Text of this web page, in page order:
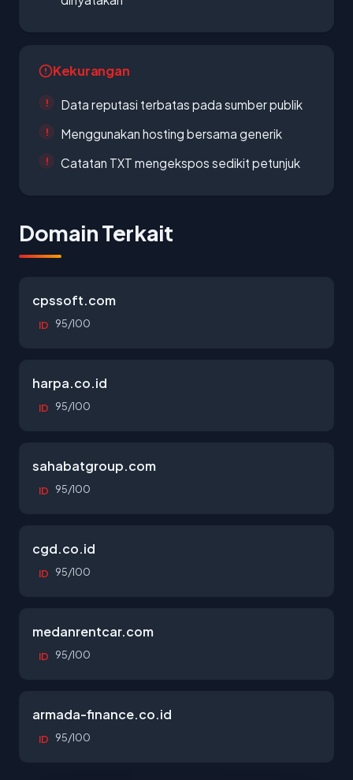
Kekurangan
Data reputasi terbatas pada sumber publik
Menggunakan hosting bersama generik
Catatan TXT mengekspos sedikit petunjuk
Domain Terkait
cpssoft.com
ID 95/100
harpa.co.id
ID 95/100
sahabatgroup.com
ID 95/100
cgd.co.id
ID 95/100
medanrentcar.com
ID 95/100
armada-finance.co.id
ID 95/100